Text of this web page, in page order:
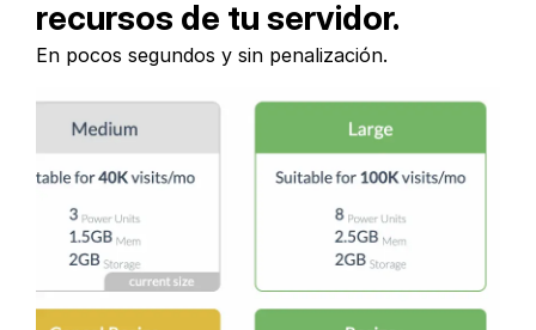
recursos de tu servidor.
En pocos segundos y sin penalización.